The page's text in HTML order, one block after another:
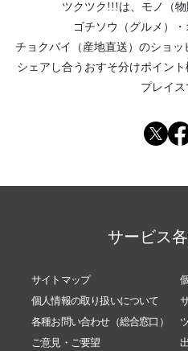
ツクツク!!!は、 モノ（物
ゴチソウ（グルメ）
・
チョクバイ（産地直送） のショッ
シェアし合う おすそ分けポイント
プレイス
サービス
サイトマップ
個人情報の取り扱いについて
各種お問い合わせ（総合窓口）
ご意見・ご要望